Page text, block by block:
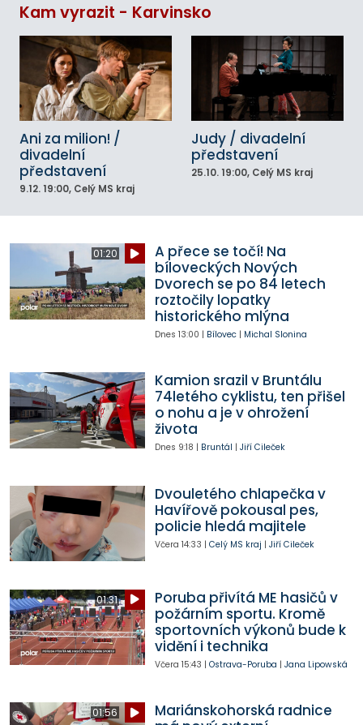
Kam vyrazit - Karvinsko
Ani za milion! /
divadelní
představení
9.12. 19:00, Celý MS kraj
Judy / divadelní
představení
25.10. 19:00, Celý MS kraj
01:20
A přece se točí! Na
bíloveckých Nových
Dvorech se po 84 letech
roztočily lopatky
historického mlýna
Dnes 13:00 | Bílovec| Michal Slonina
Kamion srazil v Bruntálu
74letého cyklistu, ten přišel
o nohu a je v ohrožení
života
Dnes 9:18 | Bruntál | Jiří Cileček
Dvouletého chlapečka v
Havířově pokousal pes,
policie hledá majitele
Včera 14:33 | Celý MS kraj | Jiří Cileček
01:31
Poruba přivítá ME hasičů v
požárním sportu. Kromě
sportovních výkonů bude k
vidění i technika
Včera 15:43 | Ostrava-Poruba | Jana Lipowská
01:56
Mariánskohorská radnice